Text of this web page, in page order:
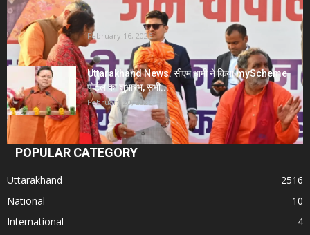
Uttarakhand News- सीएम धामी सख्त: जनता की समस्याओं
पर देरी बर्दाश्त...
February 16, 2026
Uttarakhand News: सीएम धामी ने किया myScheme
पोर्टल का शुभारंभ, सभी...
February 20, 2026
POPULAR CATEGORY
Uttarakhand
2516
National
10
International
4